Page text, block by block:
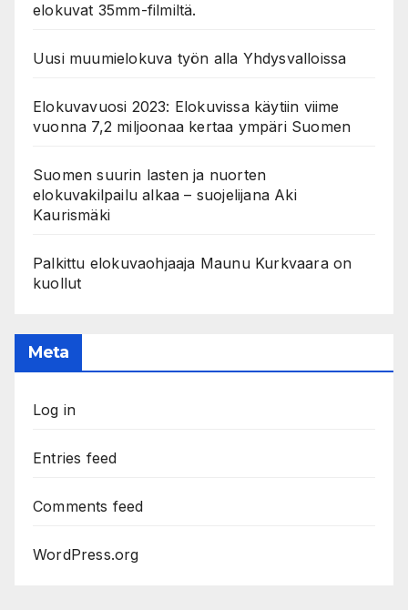
elokuvat 35mm-filmiltä.
Uusi muumielokuva työn alla Yhdysvalloissa
Elokuvavuosi 2023: Elokuvissa käytiin viime
vuonna 7,2 miljoonaa kertaa ympäri Suomen
Suomen suurin lasten ja nuorten
elokuvakilpailu alkaa – suojelijana Aki
Kaurismäki
Palkittu elokuvaohjaaja Maunu Kurkvaara on
kuollut
Meta
Log in
Entries feed
Comments feed
WordPress.org